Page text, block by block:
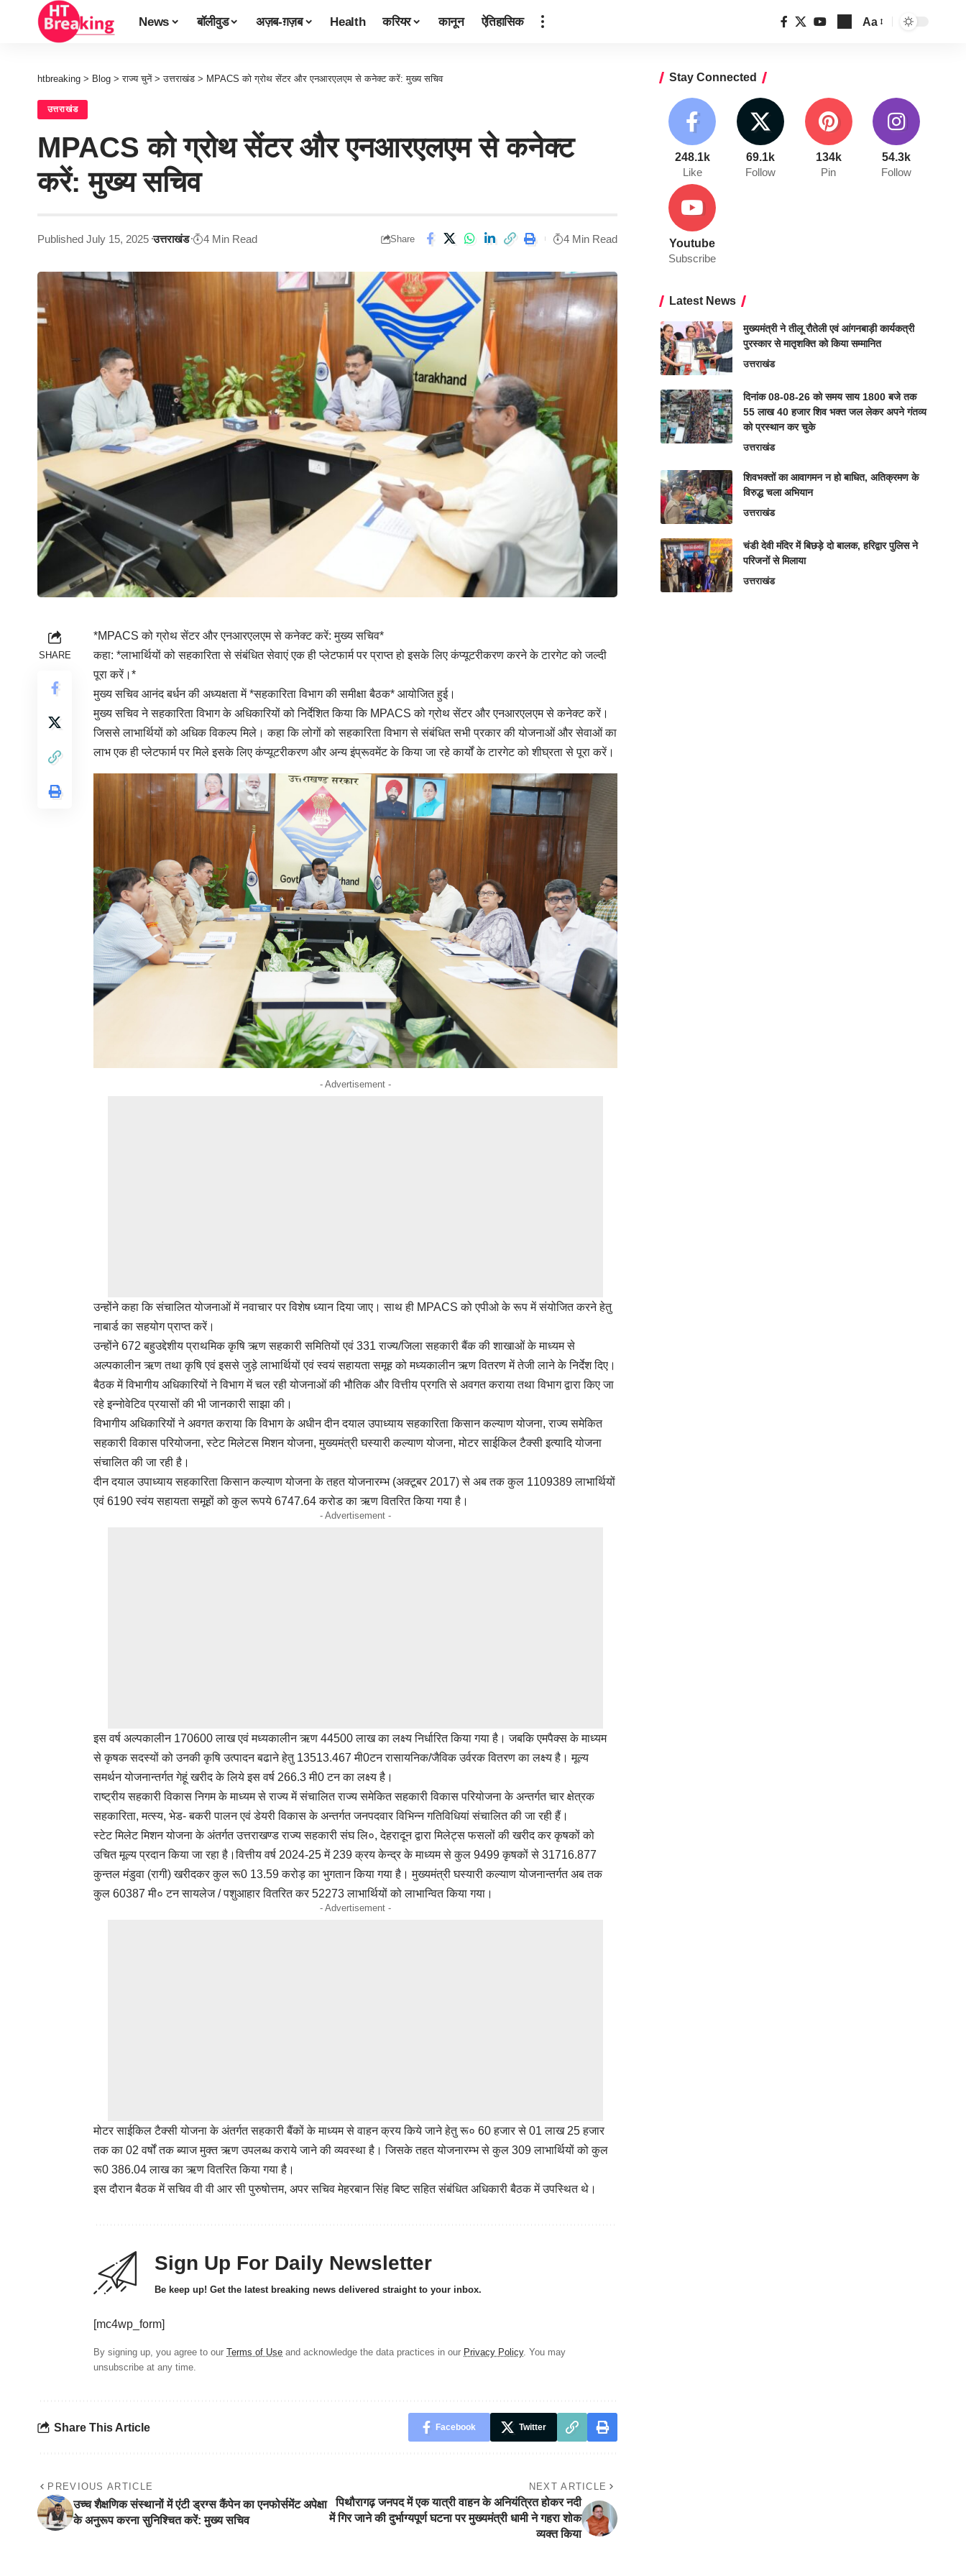
News बॉलीवुड अज़ब-ग़ज़ब Health करियर कानून ऐतिहासिक Aa
htbreaking > Blog >राज्य चुनें >उत्तराखंड > MPACS को ग्रोथ सेंटर और एनआरएलएम से कनेक्ट करें: मुख्य सचिव
उत्तराखंड
MPACS को ग्रोथ सेंटर और एनआरएलएम से कनेक्ट
करें: मुख्य सचिव
Published July 15, 2025 उत्तराखंड 4 Min Read Share 4 Min Read
SHARE
*MPACS को ग्रोथ सेंटर और एनआरएलएम से कनेक्ट करें: मुख्य सचिव*
कहा: *लाभार्थियों को सहकारिता से संबंधित सेवाएं एक ही प्लेटफार्म पर प्राप्त हो इसके लिए कंप्यूटरीकरण करने के टारगेट को जल्दी
पूरा करें।*
मुख्य सचिव आनंद बर्धन की अध्यक्षता में *सहकारिता विभाग की समीक्षा बैठक* आयोजित हुई।
मुख्य सचिव ने सहकारिता विभाग के अधिकारियों को निर्देशित किया कि MPACS को ग्रोथ सेंटर और एनआरएलएम से कनेक्ट करें।
जिससे लाभार्थियों को अधिक विकल्प मिले। कहा कि लोगों को सहकारिता विभाग से संबंधित सभी प्रकार की योजनाओं और सेवाओं का
लाभ एक ही प्लेटफार्म पर मिले इसके लिए कंप्यूटरीकरण और अन्य इंप्रूवमेंट के किया जा रहे कार्यों के टारगेट को शीघ्रता से पूरा करें।
- Advertisement -
उन्होंने कहा कि संचालित योजनाओं में नवाचार पर विशेष ध्यान दिया जाए। साथ ही MPACS को एपीओ के रूप में संयोजित करने हेतु
नाबार्ड का सहयोग प्राप्त करें।
उन्होंने 672 बहुउद्देशीय प्राथमिक कृषि ऋण सहकारी समितियों एवं 331 राज्य/जिला सहकारी बैंक की शाखाओं के माध्यम से
अल्पकालीन ऋण तथा कृषि एवं इससे जुड़े लाभार्थियों एवं स्वयं सहायता समूह को मध्यकालीन ऋण वितरण में तेजी लाने के निर्देश दिए।
बैठक में विभागीय अधिकारियों ने विभाग में चल रही योजनाओं की भौतिक और वित्तीय प्रगति से अवगत कराया तथा विभाग द्वारा किए जा
रहे इन्नोवेटिव प्रयासों की भी जानकारी साझा की।
विभागीय अधिकारियों ने अवगत कराया कि विभाग के अधीन दीन दयाल उपाध्याय सहकारिता किसान कल्याण योजना, राज्य समेकित
सहकारी विकास परियोजना, स्टेट मिलेटस मिशन योजना, मुख्यमंत्री घस्यारी कल्याण योजना, मोटर साईकिल टैक्सी इत्यादि योजना
संचालित की जा रही है।
दीन दयाल उपाध्याय सहकारिता किसान कल्याण योजना के तहत योजनारम्भ (अक्टूबर 2017) से अब तक कुल 1109389 लाभार्थियों
एवं 6190 स्वंय सहायता समूहों को कुल रूपये 6747.64 करोड का ऋण वितरित किया गया है।
- Advertisement -
इस वर्ष अल्पकालीन 170600 लाख एवं मध्यकालीन ऋण 44500 लाख का लक्ष्य निर्धारित किया गया है। जबकि एमपैक्स के माध्यम
से कृषक सदस्यों को उनकी कृषि उत्पादन बढाने हेतु 13513.467 मी0टन रासायनिक/जैविक उर्वरक वितरण का लक्ष्य है। मूल्य
समर्थन योजनान्तर्गत गेहूं खरीद के लिये इस वर्ष 266.3 मी0 टन का लक्ष्य है।
राष्ट्रीय सहकारी विकास निगम के माध्यम से राज्य में संचालित राज्य समेकित सहकारी विकास परियोजना के अन्तर्गत चार क्षेत्रक
सहकारिता, मत्स्य, भेड- बकरी पालन एवं डेयरी विकास के अन्तर्गत जनपदवार विभिन्न गतिविधियां संचालित की जा रही हैं।
स्टेट मिलेट मिशन योजना के अंतर्गत उत्तराखण्ड राज्य सहकारी संघ लि०, देहरादून द्वारा मिलेट्स फसलों की खरीद कर कृषकों को
उचित मूल्य प्रदान किया जा रहा है।वित्तीय वर्ष 2024-25 में 239 क्रय केन्द्र के माध्यम से कुल 9499 कृषकों से 31716.877
कुन्तल मंडुवा (रागी) खरीदकर कुल रू0 13.59 करोड़ का भुगतान किया गया है। मुख्यमंत्री घस्यारी कल्याण योजनान्तर्गत अब तक
कुल 60387 मी० टन सायलेज / पशुआहार वितरित कर 52273 लाभार्थियों को लाभान्वित किया गया।
- Advertisement -
मोटर साईकिल टैक्सी योजना के अंतर्गत सहकारी बैंकों के माध्यम से वाहन क्रय किये जाने हेतु रू० 60 हजार से 01 लाख 25 हजार
तक का 02 वर्षों तक ब्याज मुक्त ऋण उपलब्ध कराये जाने की व्यवस्था है। जिसके तहत योजनारम्भ से कुल 309 लाभार्थियों को कुल
रू0 386.04 लाख का ऋण वितरित किया गया है।
इस दौरान बैठक में सचिव वी वी आर सी पुरुषोत्तम, अपर सचिव मेहरबान सिंह बिष्ट सहित संबंधित अधिकारी बैठक में उपस्थित थे।
Sign Up For Daily Newsletter
Be keep up! Get the latest breaking news delivered straight to your inbox.
[mc4wp_form]
By signing up, you agree to our Terms of Use and acknowledge the data practices in our Privacy Policy. You may
unsubscribe at any time.
Share This Article Facebook Twitter
PREVIOUS ARTICLE
उच्च शैक्षणिक संस्थानों में एंटी ड्रग्स कैंपेन का एनफोर्समेंट अपेक्षा
के अनुरूप करना सुनिश्चित करें: मुख्य सचिव
NEXT ARTICLE
पिथौरागढ़ जनपद में एक यात्री वाहन के अनियंत्रित होकर नदी
में गिर जाने की दुर्भाग्यपूर्ण घटना पर मुख्यमंत्री धामी ने गहरा शोक
व्यक्त किया
Stay Connected
248.1k
Like
69.1k
Follow
134k
Pin
54.3k
Follow
Youtube
Subscribe
Latest News
मुख्यमंत्री ने तीलू रौतेली एवं आंगनबाड़ी कार्यकत्री
पुरस्कार से मातृशक्ति को किया सम्मानित
उत्तराखंड
दिनांक 08-08-26 को समय साय 1800 बजे तक
55 लाख 40 हजार शिव भक्त जल लेकर अपने गंतव्य
को प्रस्थान कर चुके
उत्तराखंड
शिवभक्तों का आवागमन न हो बाधित, अतिक्रमण के
विरुद्ध चला अभियान
उत्तराखंड
चंडी देवी मंदिर में बिछड़े दो बालक, हरिद्वार पुलिस ने
परिजनों से मिलाया
उत्तराखंड